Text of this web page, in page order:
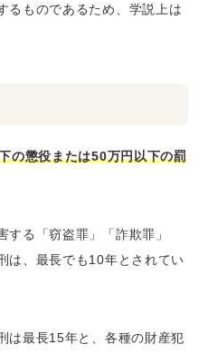
るものであるため、学説上は
の懲役または50万円以下の罰
る「窃盗罪」「詐欺罪」
は、最長でも10年とされてい
は最長15年と、各種の財産犯